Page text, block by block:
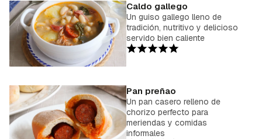
Caldo gallego
Un guiso gallego lleno de
tradición, nutritivo y delicioso
servido bien caliente
Pan preñao
Un pan casero relleno de
chorizo perfecto para
meriendas y comidas
informales